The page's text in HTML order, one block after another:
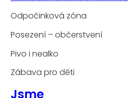
Odpočinková zóna
Posezení – občerstvení
Pivo i nealko
Zábava pro děti
Jsme